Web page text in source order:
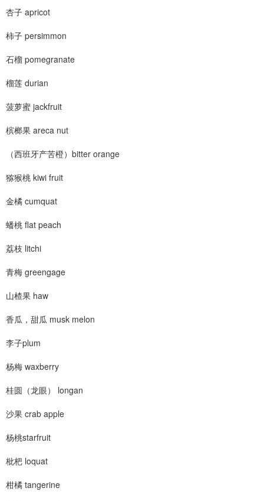
杏子 apricot
柿子 persimmon
石榴 pomegranate
榴莲 durian
菠萝蜜 jackfruit
槟榔果 areca nut
（西班牙产苦橙）bitter orange
猕猴桃 kiwi fruit
金橘 cumquat
蟠桃 flat peach
荔枝 litchi
青梅 greengage
山楂果 haw
香瓜，甜瓜 musk melon
李子plum
杨梅 waxberry
桂圆（龙眼） longan
沙果 crab apple
杨桃starfruit
枇杷 loquat
柑橘 tangerine